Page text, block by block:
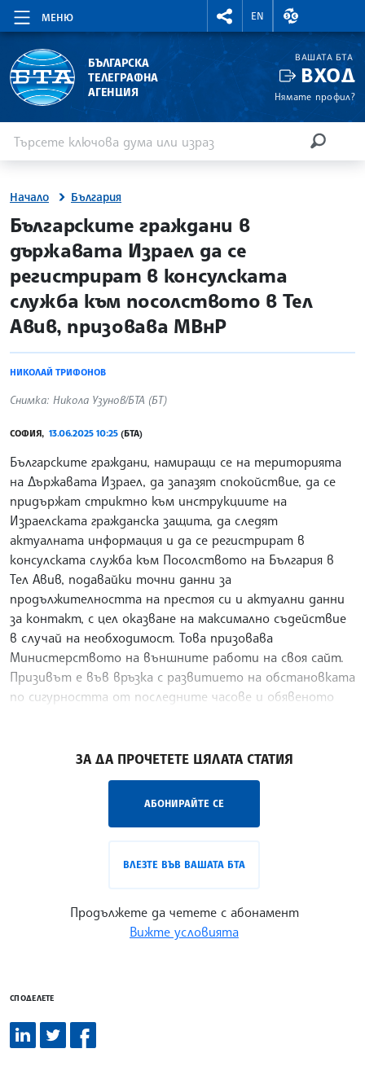
МЕНЮ
RIGHTMENU.SOCIAL
EN
ВАЛУТНИ
БЪЛГАРСКА
ТЕЛЕГРАФНА
АГЕНЦИЯ
ВАШАТА БТА
ВХОД
Нямате профил?
Начало България
site.bta
Българските граждани в
държавата Израел да се
регистрират в консулската
служба към посолството в Тел
Авив, призовава МВнР
НИКОЛАЙ ТРИФОНОВ
Снимка: Никола Узунов/БТА (БТ)
СОФИЯ, 13.06.2025 10:25 (БТА)
Българските граждани, намиращи се на територията
на Държавата Израел, да запазят спокойствие, да се
придържат стриктно към инструкциите на
Израелската гражданска защита, да следят
актуалната информация и да се регистрират в
консулската служба към Посолството на България в
Тел Авив, подавайки точни данни за
продължителността на престоя си и актуални данни
за контакт, с цел оказване на максимално съдействие
в случай на необходимост. Това призовава
Министерството на външните работи на своя сайт.
Призивът е във връзка с развитието на обстановката
по сигурността от последните часове и обявеното
ЗА ДА ПРОЧЕТЕТЕ ЦЯЛАТА СТАТИЯ
АБОНИРАЙТЕ СЕ
ВЛЕЗТЕ ВЪВ ВАШАТА БТА
Продължете да четете с абонамент
Вижте условията
СПОДЕЛЕТЕ